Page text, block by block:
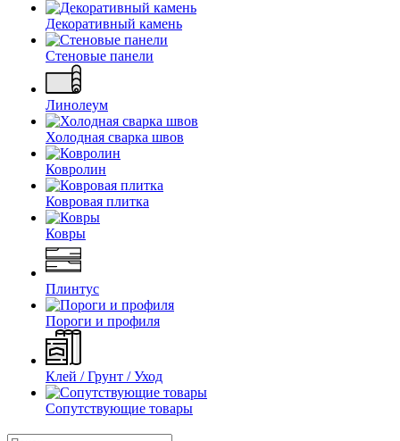
Декоративный камень
Стеновые панели
Линолеум
Холодная сварка швов
Ковролин
Ковровая плитка
Ковры
Плинтус
Пороги и профиля
Клей / Грунт / Уход
Сопутствующие товары